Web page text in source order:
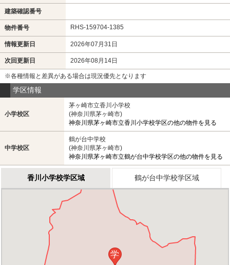
建築確認番号
物件番号 RHS-159704-1385
情報更新日 2026年07月31日
次回更新日 2026年08月14日
※各種情報と差異がある場合は現況優先となります
学区情報
小学校区
茅ヶ崎市立香川小学校
(神奈川県茅ヶ崎市)
神奈川県茅ヶ崎市立香川小学校学区の他の物件を見る
中学校区
鶴が台中学校
(神奈川県茅ヶ崎市)
神奈川県茅ヶ崎市立鶴が台中学校学区の他の物件を見る
香川小学校学区域 鶴が台中学校学区域
学